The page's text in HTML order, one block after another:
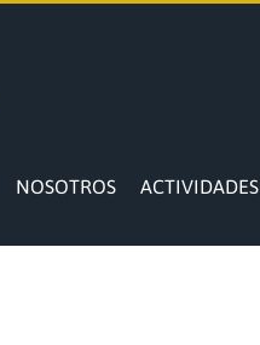
NOSOTROS ACTIVIDADES